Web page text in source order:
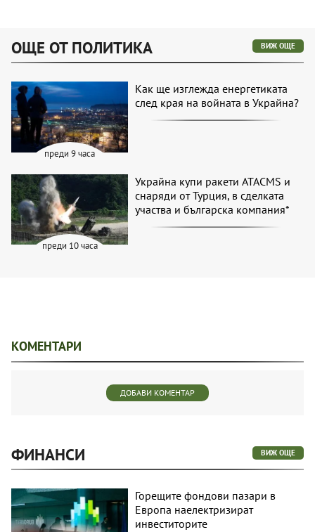
ОЩЕ ОТ ПОЛИТИКА ВИЖ ОЩЕ
преди 9 часа
Как ще изглежда енергетиката
след края на войната в Украйна?
преди 10 часа
Украйна купи ракети ATACMS и
снаряди от Турция, в сделката
участва и българска компания*
КОМЕНТАРИ
ДОБАВИ КОМЕНТАР
ФИНАНСИ ВИЖ ОЩЕ
Горещите фондови пазари в
Европа наелектризират
инвеститорите